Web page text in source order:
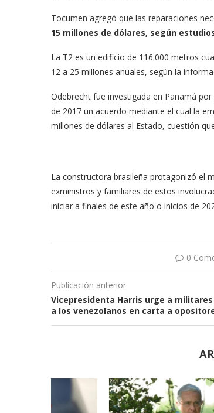
Tocumen agregó que las reparaciones
15 millones de dólares, según
La T2 es un edificio de 116.000 metros
12 a 25 millones anuales, según la
Odebrecht fue investigada en Panamá
de 2017 un acuerdo mediante el cual la
millones de dólares al Estado, cuestión
La constructora brasileña protagonizó el
exministros y familiares de estos
iniciar a finales de este año o inicios de
0
Publicación anterior
Vicepresidenta Harris urge a
a los venezolanos en carta a